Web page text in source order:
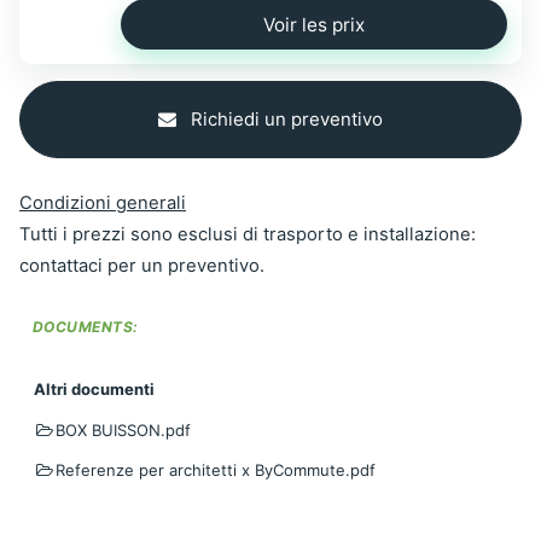
Voir les prix
Richiedi un preventivo
Condizioni generali
Tutti i prezzi sono esclusi di trasporto e installazione:
contattaci per un preventivo.
DOCUMENTS:
Altri documenti
BOX BUISSON.pdf
Referenze per architetti x ByCommute.pdf